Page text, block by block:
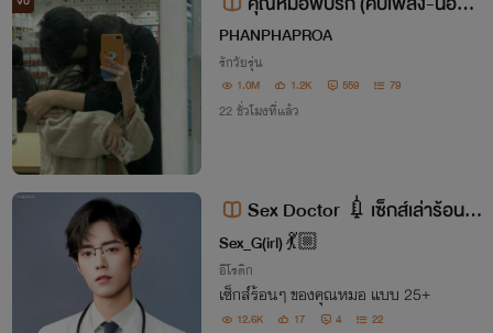
พร)
PHANPHAPROA
รักวัยรุ่น
1.0M 1.2K 559 79
22 ชั่วโมงที่แล้ว
Sex Doctor 💉เซ็กส์เล่าร้อน ข
องคุณหมอ 💦NC25++
Sex_G(irl) 💃🏼
อีโรติก
เซ็กส์ร้อนๆ ของคุณหมอ แบบ 25+
12.6K 17 4 22